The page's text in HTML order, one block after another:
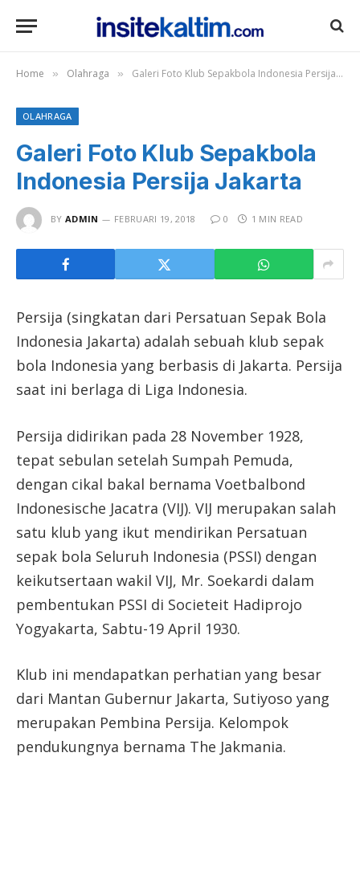
Home » Olahraga » Galeri Foto Klub Sepakbola Indonesia Persija Jakarta
OLAHRAGA
Galeri Foto Klub Sepakbola
Indonesia Persija Jakarta
BY ADMIN FEBRUARI 19, 2018 0 1 MIN READ
Persija (singkatan dari Persatuan Sepak Bola
Indonesia Jakarta) adalah sebuah klub sepak
bola Indonesia yang berbasis di Jakarta. Persija
saat ini berlaga di Liga Indonesia.
Persija didirikan pada 28 November 1928,
tepat sebulan setelah Sumpah Pemuda,
dengan cikal bakal bernama Voetbalbond
Indonesische Jacatra (VIJ). VIJ merupakan salah
satu klub yang ikut mendirikan Persatuan
sepak bola Seluruh Indonesia (PSSI) dengan
keikutsertaan wakil VIJ, Mr. Soekardi dalam
pembentukan PSSI di Societeit Hadiprojo
Yogyakarta, Sabtu-19 April 1930.
Klub ini mendapatkan perhatian yang besar
dari Mantan Gubernur Jakarta, Sutiyoso yang
merupakan Pembina Persija. Kelompok
pendukungnya bernama The Jakmania.